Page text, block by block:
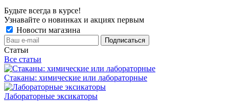
Будьте всегда в курсе!
Узнавайте о новинках и акциях первым
Новости магазина
Статьи
Все статьи
Стаканы: химические или лабораторные
Лабораторные эксикаторы